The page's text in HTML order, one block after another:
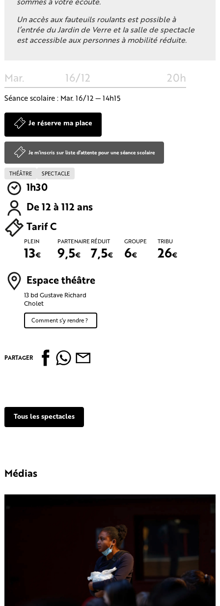
Un accès aux fauteuils roulants est possible à
l’entrée du Jardin de Verre et la salle de spectacle
est accessible aux personnes à mobilité réduite.
Mar. 16/12 20h
Séance scolaire : Mar. 16/12 — 14h15
Je réserve ma place
Je m’inscris sur liste d’attente pour une séance scolaire
THÉÂTRE SPECTACLE
1h30
De 12 à 112 ans
Tarif C
PLEIN
13€
PARTENAIRE
9,5€
RÉDUIT
7,5€
GROUPE
6€
TRIBU
26€
Espace théâtre
13 bd Gustave Richard
Cholet
Comment s’y rendre ?
PARTAGER
Tous les spectacles
Médias